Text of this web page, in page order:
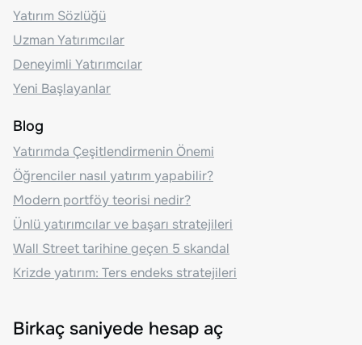
Yatırım Sözlüğü
Uzman Yatırımcılar
Deneyimli Yatırımcılar
Yeni Başlayanlar
Blog
Yatırımda Çeşitlendirmenin Önemi
Öğrenciler nasıl yatırım yapabilir?
Modern portföy teorisi nedir?
Ünlü yatırımcılar ve başarı stratejileri
Wall Street tarihine geçen 5 skandal
Krizde yatırım: Ters endeks stratejileri
Birkaç saniyede hesap aç